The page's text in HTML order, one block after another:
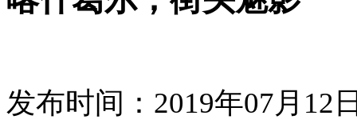
发布时间：2019年07月12